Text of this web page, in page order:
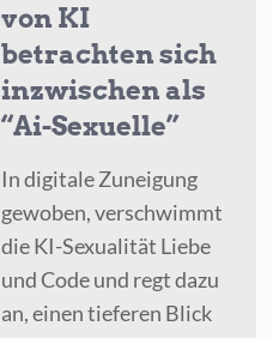
von KI
betrachten sich
inzwischen als
“Ai-Sexuelle”
In digitale Zuneigung
gewoben, verschwimmt
die KI-Sexualität Liebe
und Code und regt dazu
an, einen tieferen Blick